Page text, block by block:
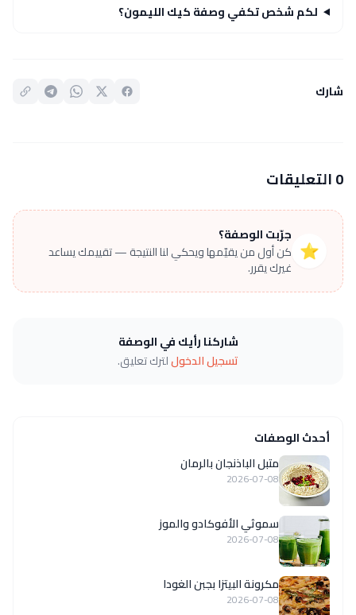
لكم شخص تكفي وصفة كيك الليمون؟
شارك
0 التعليقات
⭐
جرّبت الوصفة؟
كن أول من يقيّمها ويحكي لنا النتيجة — تقييمك يساعد
غيرك يقرر.
شاركنا رأيك في الوصفة
تسجيل الدخوللترك تعليق.
أحدث الوصفات
متبل الباذنجان بالرمان
2026-07-08
سموثي الأفوكادو والموز
2026-07-08
مكرونة البيتزا بجبن الغودا
2026-07-08